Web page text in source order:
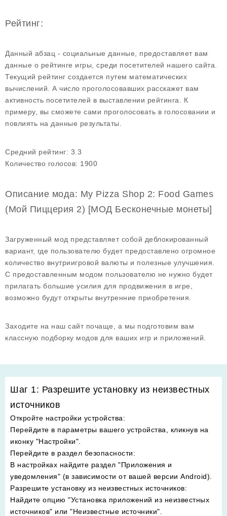
Рейтинг:
Данный абзац - социальные данные, предоставляет вам
данные о рейтинге игры, среди посетителей нашего сайта.
Текущий рейтинг создается путем математических
вычислений. А число проголосовавших расскажет вам
активность посетителей в выставлении рейтинга. К
примеру, вы сможете сами проголосовать в голосовании и
повлиять на данные результаты.
Средний рейтинг: 3.3
Количество голосов: 1900
Описание мода: My Pizza Shop 2: Food Games
(Мой Пиццерия 2) [МОД Бесконечные монеты]
Загруженный мод представляет собой деблокированный
вариант, где пользователю будет предоставлено огромное
количество внутриигровой валюты и полезные улучшения.
С предоставленным модом пользователю не нужно будет
прилагать большие усилия для продвижения в игре,
возможно будут открыты внутренние приобретения.
Заходите на наш сайт почаще, а мы подготовим вам
классную подборку модов для ваших игр и приложений.
Шаг 1: Разрешите установку из неизвестных
источников
Откройте настройки устройства:
Перейдите в параметры вашего устройства, кликнув на
иконку "Настройки".
Перейдите в раздел безопасности:
В настройках найдите раздел "Приложения и
уведомления" (в зависимости от вашей версии Android).
Разрешите установку из неизвестных источников:
Найдите опцию "Установка приложений из неизвестных
источников" или "Неизвестные источники".